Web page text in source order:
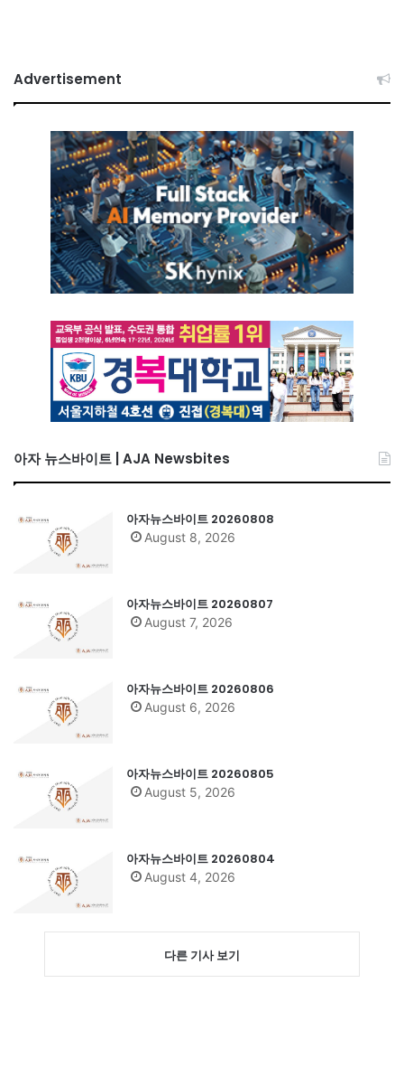
Advertisement
아자 뉴스바이트 | AJA Newsbites
아자뉴스바이트 20260808
August 8, 2026
아자뉴스바이트 20260807
August 7, 2026
아자뉴스바이트 20260806
August 6, 2026
아자뉴스바이트 20260805
August 5, 2026
아자뉴스바이트 20260804
August 4, 2026
다른 기사 보기